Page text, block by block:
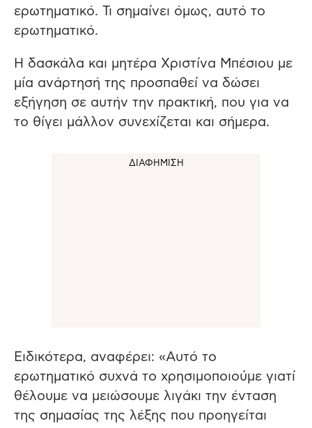
ερωτηματικό. Τι σημαίνει όμως, αυτό το
ερωτηματικό.
Η δασκάλα και μητέρα Χριστίνα Μπέσιου με
μία ανάρτησή της προσπαθεί να δώσει
εξήγηση σε αυτήν την πρακτική, που για να
το θίγει μάλλον συνεχίζεται και σήμερα.
Ειδικότερα, αναφέρει: «Αυτό το
ερωτηματικό συχνά το χρησιμοποιούμε γιατί
θέλουμε να μειώσουμε λιγάκι την ένταση
της σημασίας της λέξης που προηγείται